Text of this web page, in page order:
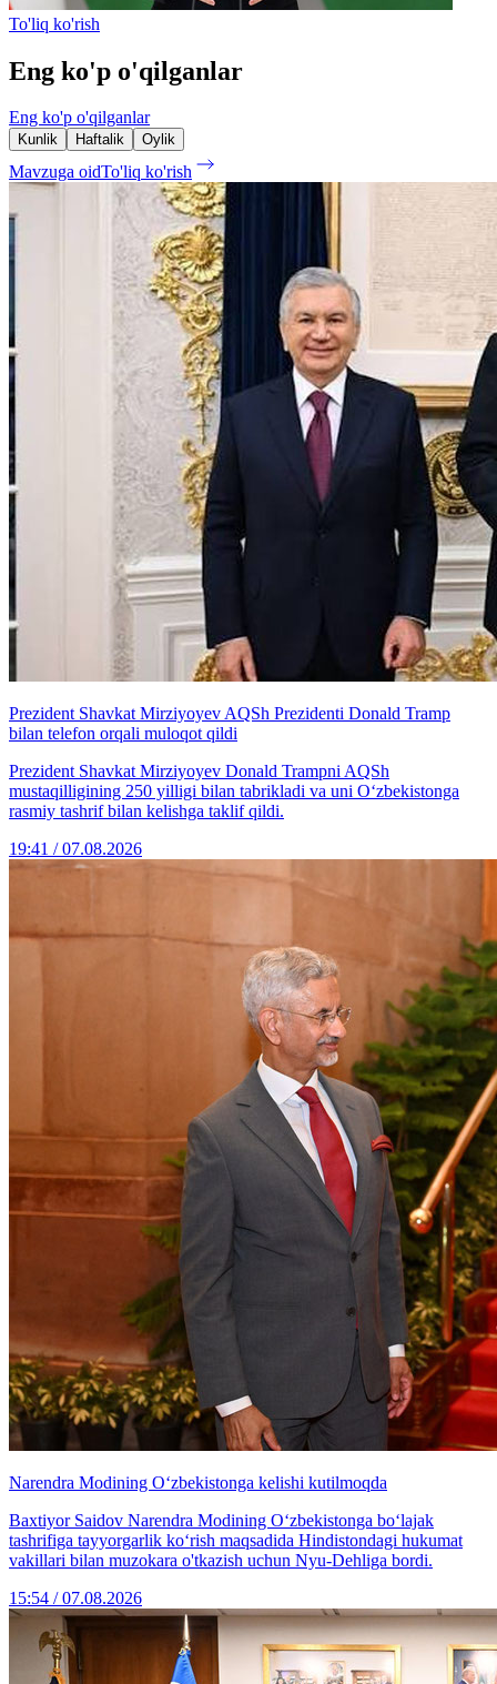
To'liq ko'rish
Eng ko'p o'qilganlar
Eng ko'p o'qilganlar
Kunlik Haftalik Oylik
Mavzuga oidTo'liq ko'rish
Prezident Shavkat Mirziyoyev AQSh Prezidenti Donald Tramp
bilan telefon orqali muloqot qildi
Prezident Shavkat Mirziyoyev Donald Trampni AQSh
mustaqilligining 250 yilligi bilan tabrikladi va uni O‘zbekistonga
rasmiy tashrif bilan kelishga taklif qildi.
19:41 / 07.08.2026
Narendra Modining O‘zbekistonga kelishi kutilmoqda
Baxtiyor Saidov Narendra Modining O‘zbekistonga bo‘lajak
tashrifiga tayyorgarlik ko‘rish maqsadida Hindistondagi hukumat
vakillari bilan muzokara o'tkazish uchun Nyu-Dehliga bordi.
15:54 / 07.08.2026